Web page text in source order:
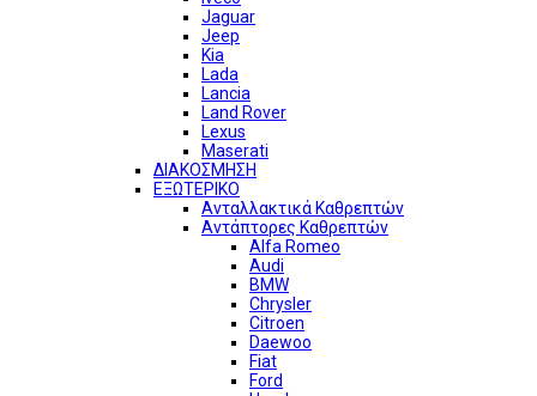
Jaguar
Jeep
Kia
Lada
Lancia
Land Rover
Lexus
Maserati
ΔΙΑΚΟΣΜΗΣΗ
ΕΞΩΤΕΡΙΚΟ
Ανταλλακτικά Καθρεπτών
Αντάπτορες Καθρεπτών
Alfa Romeo
Audi
BMW
Chrysler
Citroen
Daewoo
Fiat
Ford